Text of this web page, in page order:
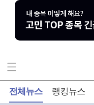
전체뉴스 랭킹뉴스